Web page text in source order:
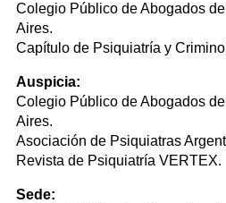
Colegio Público de Abogados
Aires.
Capítulo de Psiquiatría y
Auspicia:
Colegio Público de Abogados
Aires.
Asociación de Psiquiatras
Revista de Psiquiatría VERTEX.
Sede: